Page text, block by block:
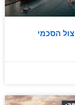
הסכמי